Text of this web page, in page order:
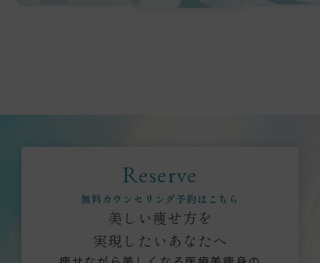
Reserve
無料カウンセリング予約はこちら
美しい痩せ方を
実現したいあなたへ